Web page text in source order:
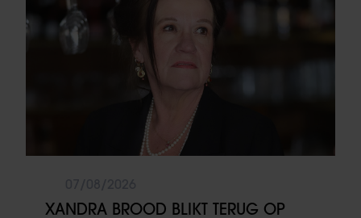
XANDRA BROOD BLIKT TERUG OP